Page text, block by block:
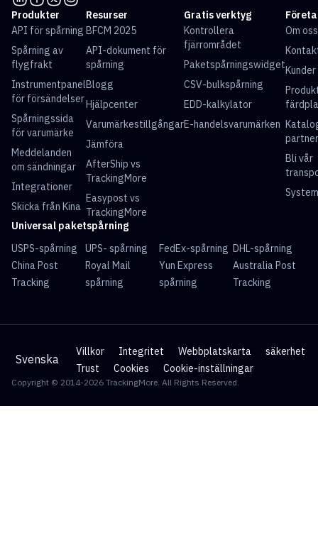
Produkter
API för spårning
Spårning av
flygfrakt
Instrumentpanel
för försändelser
Spårningssida
för varumärke
Meddelanden
om sändningar
Integrationer
Skicka från Kina
Resurser
BFCM 2025
API-dokument för
spårning
Blogg
Hjälpcenter
Varumärkestillgångar
Jämföra
AfterShip vs
TrackingMore
Easypost vs
TrackingMore
Gratis verktyg
Kontrollera
fjärrområdet
Paketspårningswidget
CSV-bulkspårning
EDD-kalkylator
E-handelsvarumärken
Om oss
Kunder
partner
Bli vår
Universal paketspårning
USPS-spårning
UPS- spårning FedEx-spårning DHL-spårning
China Post
Tracking
Royal Mail
spårning
Yun Express
spårning
Australia Post
Tracking
Svenska
Villkor Integritet Webbplatskarta
säkerhet
Trust
Cookies Cookie-inställningar
Copyright © 2014-2026 TrackingMore. All Rights Reserved.